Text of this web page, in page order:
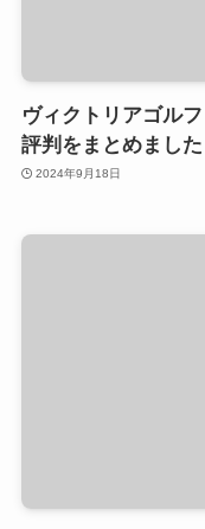
ヴィクトリアゴル
評判をまとめました
2024年9月18日